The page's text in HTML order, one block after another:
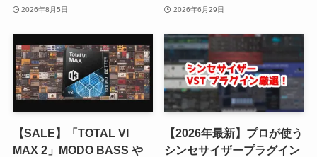
2026年8月5日 2026年6月29日
【SALE】「TOTAL VI
MAX 2」MODO BASS や
【2026年最新】プロが使う
シンセサイザープラグイン